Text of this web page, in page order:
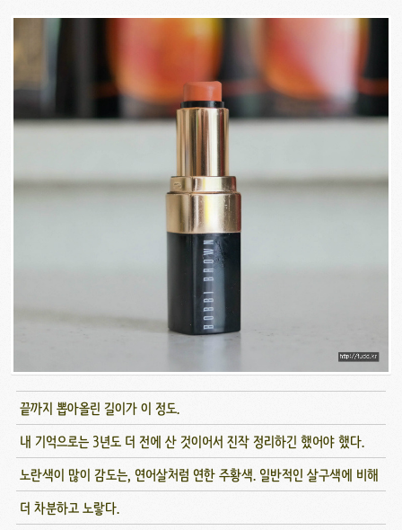
끝까지 뽑아올린 길이가 이 정도.
내 기억으로는 3년도 더 전에 산 것이어서 진작 정리하긴 했어야 했다.
노란색이 많이 감도는, 연어살처럼 연한 주황색. 일반적인 살구색에 비해
더 차분하고 노랗다.